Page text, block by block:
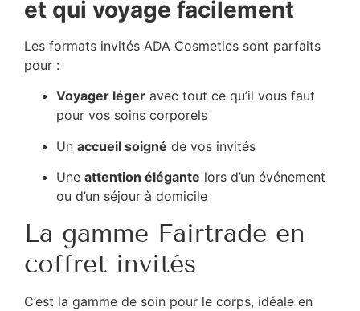
et qui voyage facilement
Les formats invités ADA Cosmetics sont parfaits
pour :
Voyager léger avec tout ce qu’il vous faut
pour vos soins corporels
Un accueil soigné de vos invités
Une attention élégante lors d’un événement
ou d’un séjour à domicile
La gamme Fairtrade en
coffret invités
C’est la gamme de soin pour le corps, idéale en